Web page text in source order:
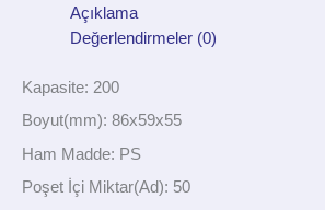
Açıklama
Değerlendirmeler (0)
Kapasite: 200
Boyut(mm): 86x59x55
Ham Madde: PS
Poşet İçi Miktar(Ad): 50